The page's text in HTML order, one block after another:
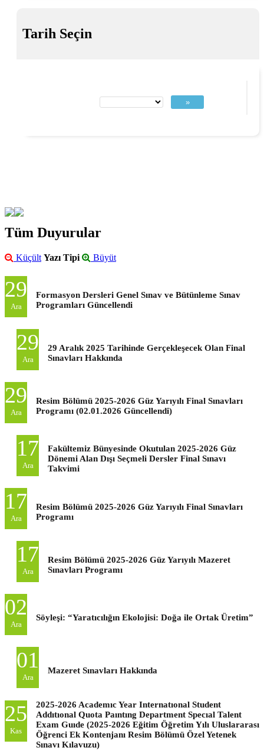
Tarih Seçin
»
Tüm Duyurular
Küçült Yazı Tipi Büyüt
29
Ara
Formasyon Dersleri Genel Sınav ve Bütünleme Sınav
Programları Güncellendi
29
Ara
29 Aralık 2025 Tarihinde Gerçekleşecek Olan Final
Sınavları Hakkında
29
Ara
Resim Bölümü 2025-2026 Güz Yarıyılı Final Sınavları
Programı (02.01.2026 Güncellendi)
17
Ara
Fakültemiz Bünyesinde Okutulan 2025-2026 Güz
Dönemi Alan Dışı Seçmeli Dersler Final Sınavı
Takvimi
17
Ara
Resim Bölümü 2025-2026 Güz Yarıyılı Final Sınavları
Programı
17
Ara
Resim Bölümü 2025-2026 Güz Yarıyılı Mazeret
Sınavları Programı
02
Ara
Söyleşi: “Yaratıcılığın Ekolojisi: Doğa ile Ortak Üretim”
01
Ara
Mazeret Sınavları Hakkında
25
Kas
2025-2026 Academıc Year Internatıonal Student
Addıtıonal Quota Paıntıng Department Specıal Talent
Exam Guıde (2025-2026 Eğitim Öğretim Yılı Uluslararası
Öğrenci Ek Kontenjanı Resim Bölümü Özel Yetenek
Sınavı Kılavuzu)